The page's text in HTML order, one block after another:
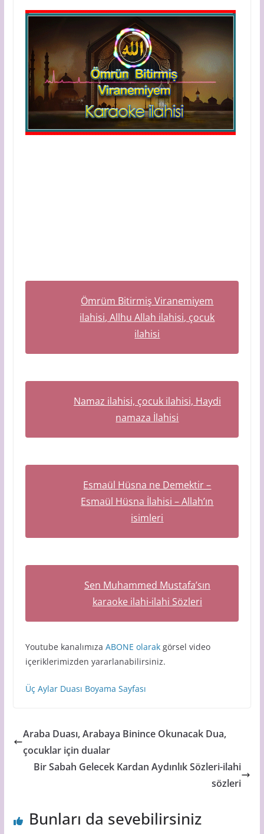
Ömrüm Bitirmiş Viranemiyem
ilahisi, Allhu Allah ilahisi, çocuk
ilahisi
Namaz ilahisi, çocuk ilahisi, Haydi
namaza İlahisi
Esmaül Hüsna ne Demektir –
Esmaül Hüsna İlahisi – Allah’ın
isimleri
Sen Muhammed Mustafa’sın
karaoke ilahi-ilahi Sözleri
Youtube kanalımıza ABONE olarakgörsel video
içeriklerimizden yararlanabilirsiniz.
Üç Aylar Duası Boyama Sayfası
Araba Duası, Arabaya Binince Okunacak Dua,
çocuklar için dualar
Bir Sabah Gelecek Kardan Aydınlık Sözleri-ilahi
sözleri
Bunları da sevebilirsiniz